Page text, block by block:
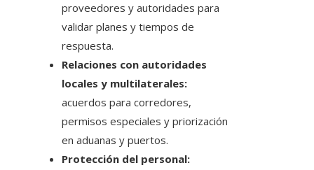
proveedores y autoridades para
validar planes y tiempos de
respuesta.
Relaciones con autoridades
locales y multilaterales:
acuerdos para corredores,
permisos especiales y priorización
en aduanas y puertos.
Protección del personal: